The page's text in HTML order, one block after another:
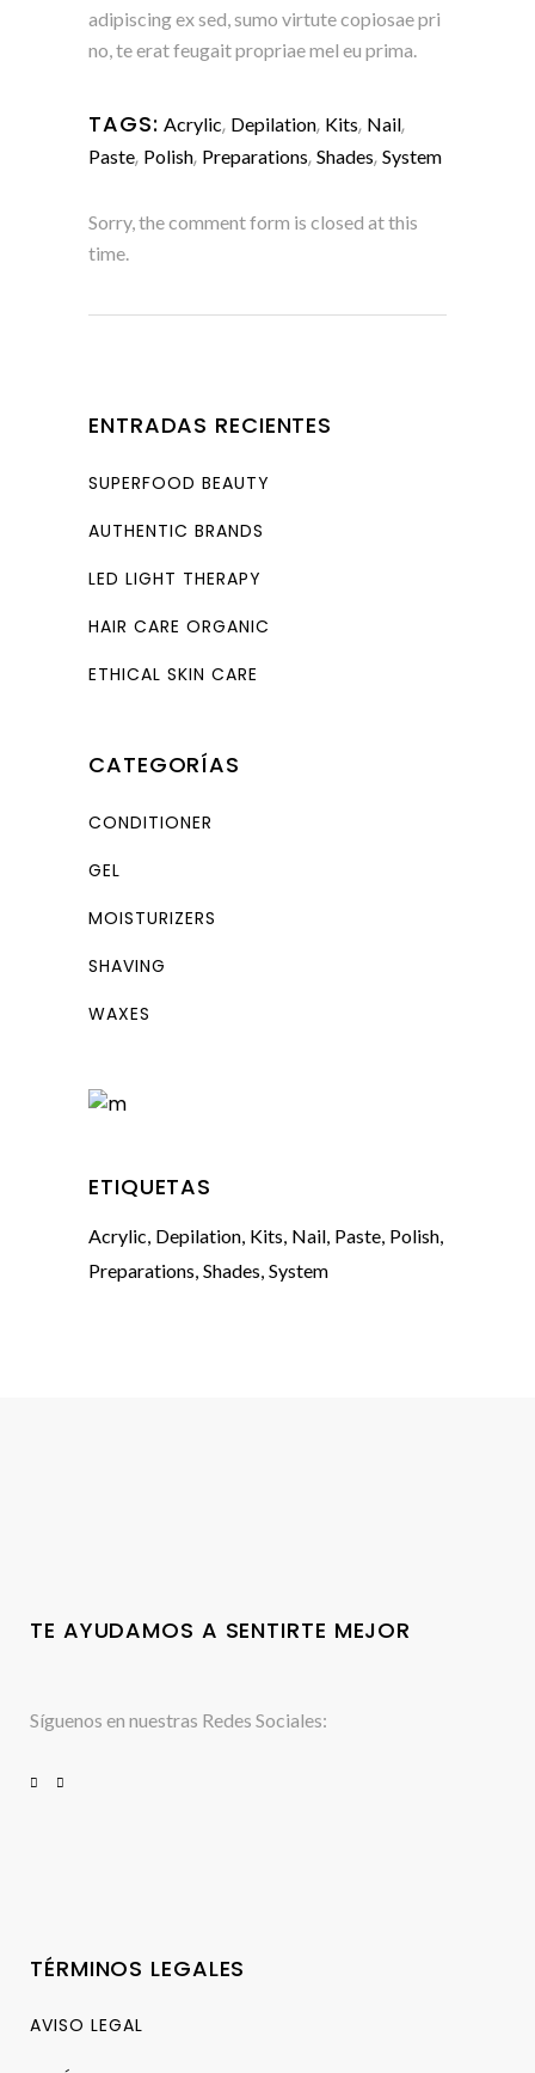
adipiscing ex sed, sumo virtute copiosae pri
no, te erat feugait propriae mel eu prima.
TAGS: Acrylic, Depilation, Kits, Nail,
Paste, Polish, Preparations, Shades, System
Sorry, the comment form is closed at this
time.
ENTRADAS RECIENTES
SUPERFOOD BEAUTY
AUTHENTIC BRANDS
LED LIGHT THERAPY
HAIR CARE ORGANIC
ETHICAL SKIN CARE
CATEGORÍAS
CONDITIONER
GEL
MOISTURIZERS
SHAVING
WAXES
ETIQUETAS
Acrylic Depilation Kits Nail Paste Polish
Preparations Shades System
TE AYUDAMOS A SENTIRTE MEJOR
Síguenos en nuestras Redes Sociales:
TÉRMINOS LEGALES
AVISO LEGAL